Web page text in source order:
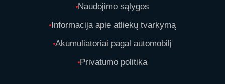
Naudojimo sąlygos
Informacija apie atliekų tvarkymą
Akumuliatoriai pagal automobilį
Privatumo politika